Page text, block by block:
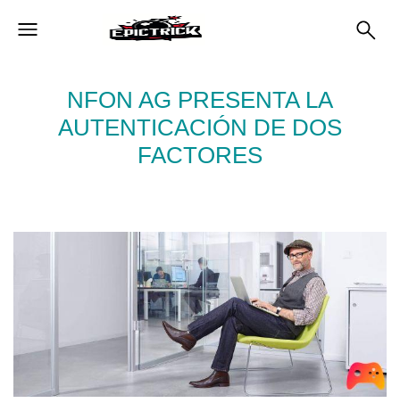
NFON AG PRESENTA LA
AUTENTICACIÓN DE DOS
FACTORES